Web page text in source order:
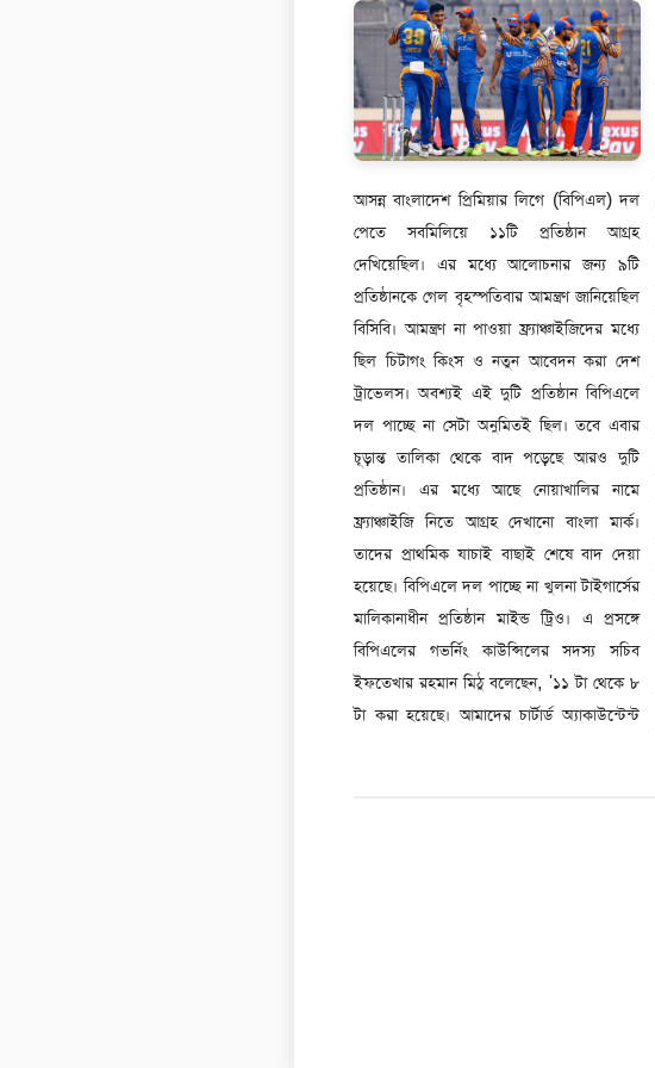
আসন্ন বাংলাদেশ প্রিমিয়ার লিগে (বিপিএল) দল
পেতে সবমিলিয়ে ১১টি প্রতিষ্ঠান আগ্রহ
দেখিয়েছিল। এর মধ্যে আলোচনার জন্য ৯টি
প্রতিষ্ঠানকে গেল বৃহস্পতিবার আমন্ত্রণ জানিয়েছিল
বিসিবি। আমন্ত্রণ না পাওয়া ফ্র্যাঞ্চাইজিদের মধ্যে
ছিল চিটাগং কিংস ও নতুন আবেদন করা দেশ
ট্রাভেলস। অবশ্যই এই দুটি প্রতিষ্ঠান বিপিএলে
দল পাচ্ছে না সেটা অনুমিতই ছিল। তবে এবার
চূড়ান্ত তালিকা থেকে বাদ পড়েছে আরও দুটি
প্রতিষ্ঠান। এর মধ্যে আছে নোয়াখালির নামে
ফ্র্যাঞ্চাইজি নিতে আগ্রহ দেখানো বাংলা মার্ক।
তাদের প্রাথমিক যাচাই বাছাই শেষে বাদ দেয়া
হয়েছে। বিপিএলে দল পাচ্ছে না খুলনা টাইগার্সের
মালিকানাধীন প্রতিষ্ঠান মাইন্ড ট্রিও। এ প্রসঙ্গে
বিপিএলের গভর্নিং কাউন্সিলের সদস্য সচিব
ইফতেখার রহমান মিঠু বলেছেন, '১১ টা থেকে ৮
টা করা হয়েছে। আমাদের চার্টার্ড অ্যাকাউন্টেন্ট